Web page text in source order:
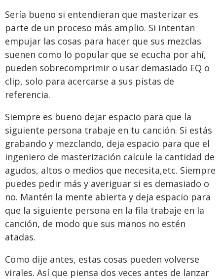
Sería bueno si entendieran que masterizar es
parte de un proceso más amplio. Si intentan
empujar las cosas para hacer que sus mezclas
suenen como lo popular que se ecucha por ahí,
pueden sobrecomprimir o usar demasiado EQ o
clip, solo para acercarse a sus pistas de
referencia.
Siempre es bueno dejar espacio para que la
siguiente persona trabaje en tu canción. Si estás
grabando y mezclando, deja espacio para que el
ingeniero de masterización calcule la cantidad de
agudos, altos o medios que necesita,etc. Siempre
puedes pedir más y averiguar si es demasiado o
no. Mantén la mente abierta y deja espacio para
que la siguiente persona en la fila trabaje en la
canción, de modo que sus manos no estén
atadas.
Como dije antes, estas cosas pueden volverse
virales. Así que piensa dos veces antes de lanzar